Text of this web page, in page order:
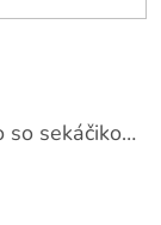
Perfect Home Tĺčik na mäso so sekáčikom, 56893